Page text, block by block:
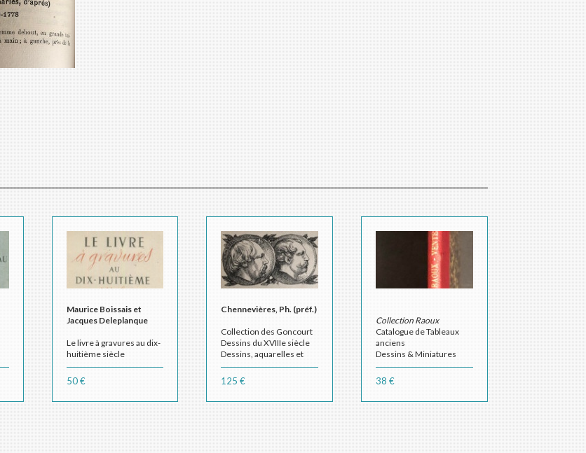
Maurice Boissais et
Jacques Deleplanque
Le livre à gravures au dix-
huitième siècle
50 €
Chennevières, Ph. (préf.)
Collection des Goncourt
Dessins du XVIIIe siècle
Dessins, aquarelles et
Pastels
Paris, 1897
125 €
Collection Raoux
Catalogue de Tableaux
anciens
Dessins & Miniatures
par
Boucher, bouliar,
Desportes, Eisen,
Fragonard, Greuze,
38 €